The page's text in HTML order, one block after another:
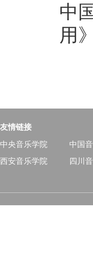
中
用
友情链接
中央音乐学院 中国
西安音乐学院
四川